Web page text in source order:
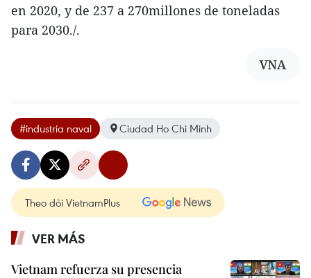
en 2020, y de 237 a 270millones de toneladas
para 2030./.
VNA
#industria naval Ciudad Ho Chi Minh
Theo dõi VietnamPlus
VER MÁS
Vietnam refuerza su presencia